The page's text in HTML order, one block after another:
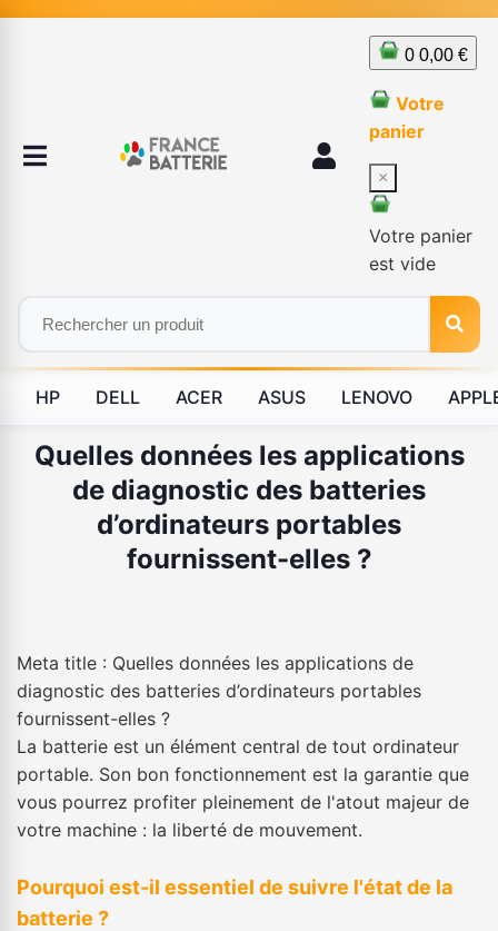
0 0,00 €
Votre
panier
×
Votre panier
est vide
HP DELL ACER ASUS LENOVO
Quelles données les applications
de diagnostic des batteries
d’ordinateurs portables
fournissent-elles ?
Meta title : Quelles données les applications de
diagnostic des batteries d’ordinateurs portables
fournissent-elles ?
La batterie est un élément central de tout ordinateur
portable. Son bon fonctionnement est la garantie que
vous pourrez profiter pleinement de l'atout majeur de
votre machine : la liberté de mouvement.
Pourquoi est-il essentiel de suivre l'état de la
batterie ?